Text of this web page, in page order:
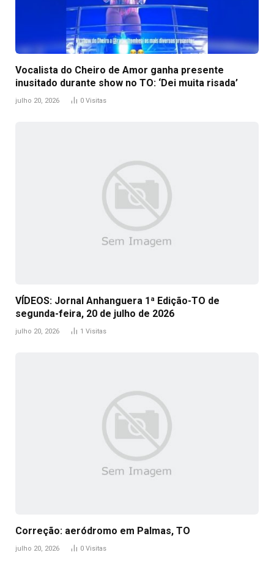
Vocalista do Cheiro de Amor ganha presente
inusitado durante show no TO: ‘Dei muita risada’
julho 20, 2026 0 Visitas
VÍDEOS: Jornal Anhanguera 1ª Edição-TO de
segunda-feira, 20 de julho de 2026
julho 20, 2026 1 Visitas
Correção: aeródromo em Palmas, TO
julho 20, 2026 0 Visitas